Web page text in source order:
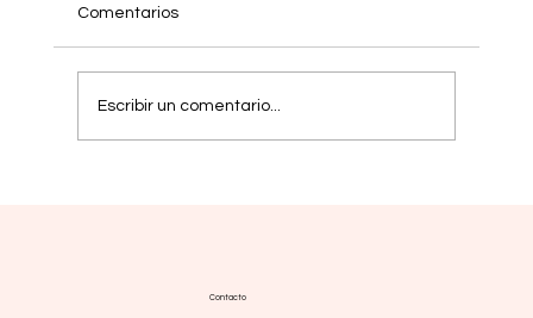
Comentarios
Escribir un comentario...
Contacto